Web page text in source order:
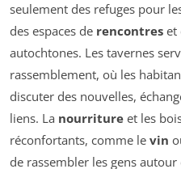
seulement des refuges pour
des espaces de rencontres et
autochtones. Les tavernes
rassemblement, où les
discuter des nouvelles,
liens. La nourriture et les
réconfortants, comme le vin
de rassembler les gens